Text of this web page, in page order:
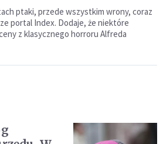
ptaki, przede wszystkim wrony, coraz
portal Index. Dodaje, że niektóre
z klasycznego horroru Alfreda